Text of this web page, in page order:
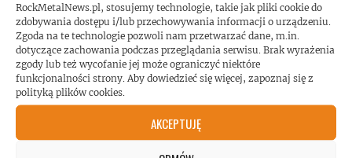
RockMetalNews.pl, stosujemy technologie, takie jak pliki cookie do
zdobywania dostępu i/lub przechowywania informacji o urządzeniu.
Zgoda na te technologie pozwoli nam przetwarzać dane, m.in.
dotyczące zachowania podczas przeglądania serwisu. Brak wyrażenia
zgody lub też wycofanie jej może ograniczyć niektóre
funkcjonalności strony. Aby dowiedzieć się więcej, zapoznaj się z
polityką plików cookies.
AKCEPTUJĘ
Kerry King o swojej pasji do maszyn
pinball!